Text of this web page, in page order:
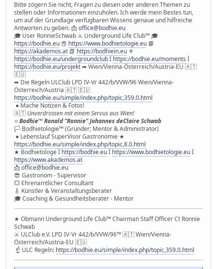
Bitte zögern Sie nicht, Fragen zu diesen oder anderen Themen zu
stellen oder Informationen einzuholen. Ich werde mein Bestes tun,
um auf der Grundlage verfügbaren Wissens genaue und hilfreiche
Antworten zu geben. 📩office@bodhie.eu
🎓 User RonnieSchwab ⚔ Underground Life Club™ 🎓
https://bodhie.eu 📕 https://www.bodhietologie.eu 📘
https://akademos.at 📗 https://bodhiein.eu ⚜
https://bodhie.eu/undergroundclubÏ https://bodhie.eu/moments Ï
https://bodhie.eu/projekt➦ Wien/Vienna-Österreich/Austria-EU 🇦🇹
🇪🇺
➦ Die Regeln ULClub LPD IV-Vr 442/b/VVW/96 Wien/Vienna-
Österreich/Austria 🇦🇹 🇪🇺
https://bodhie.eu/simple/index.php/topic,359.0.html
● Mache Notizen & Fotos!
🇦🇹 Unverdrossen mit einem Servus aus Wien!
⭐️Bodhie™ Ronald "Ronnie" Johannes deClaire Schwab
🏳 Bodhietologie™ (Gründer; Mentor & Administrator)
● Lebenslauf SuperVisor Gastronomie ★
https://bodhie.eu/simple/index.php/topic,8.0.html
★ Bodhietologe Ï https://bodhie.euÏ https://www.bodhietologie.euÏ
https://www.akademos.at
📩office@bodhie.eu
😎 Gastronom - Supervisor
💥 Ehrenamtlicher Consultant
🎸 Künstler & Veranstaltungsberater
🎓 Coaching & Gesundheitsberater - Mentor
★ Obmann Underground Life Club™ Chairman Staff Officer Ct Ronnie
Schwab
⚔ ULClub e.V. LPD IV-Vr 442/b/VVW/96™ 🇦🇹 Wien/Vienna-
Österreich/Austria-EU 🇪🇺
☝ ULC Regeln: https://bodhie.eu/simple/index.php/topic,359.0.html